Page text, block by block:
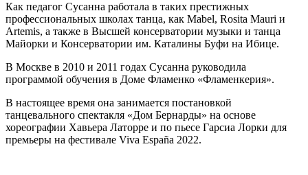
Как педагог Сусанна работала в таких престижных
профессиональных школах танца, как Mabel, Rosita Mauri и
Artemis, а также в Высшей консерватории музыки и танца
Майорки и Консерватории им. Каталины Буфи на Ибице.
В Москве в 2010 и 2011 годах Сусанна руководила
программой обучения в Доме Фламенко «Фламенкерия».
В настоящее время она занимается постановкой
танцевального спектакля «Дом Бернарды» на основе
хореографии Хавьера Латорре и по пьесе Гарсиа Лорки для
премьеры на фестивале Viva España 2022.